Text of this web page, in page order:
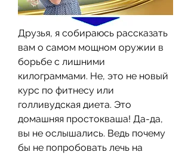
Друзья, я собираюсь рассказать
вам о самом мощном оружии в
борьбе с лишними
килограммами. Не, это не новый
курс по фитнесу или
голливудская диета. Это
домашняя простокваша! Да-да,
вы не ослышались. Ведь почему
бы не попробовать лечь на